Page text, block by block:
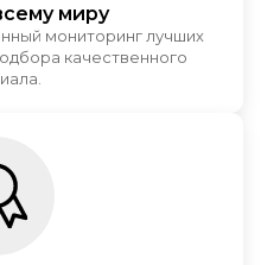
миру
мониторинг лучших
качественного